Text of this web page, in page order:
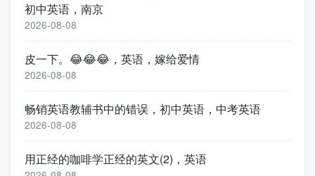
初中英语，南京
2026-08-08
皮一下。😂😂😂，英语，嫁给爱情
2026-08-08
畅销英语教辅书中的错误，初中英语，中考英语
2026-08-08
用正经的咖啡学正经的英文(2)，英语